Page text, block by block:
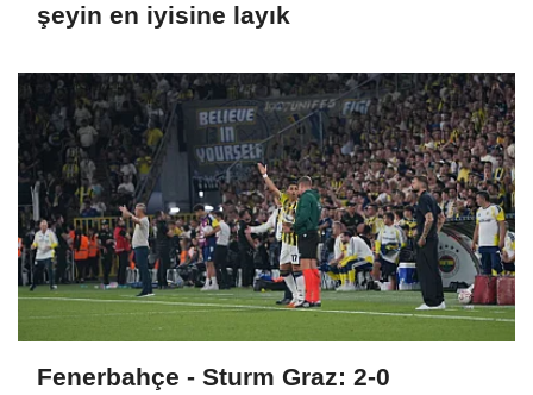
şeyin en iyisine layık
Fenerbahçe - Sturm Graz: 2-0